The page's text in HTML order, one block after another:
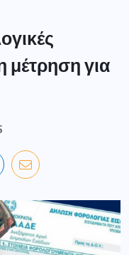
μέτρηση για